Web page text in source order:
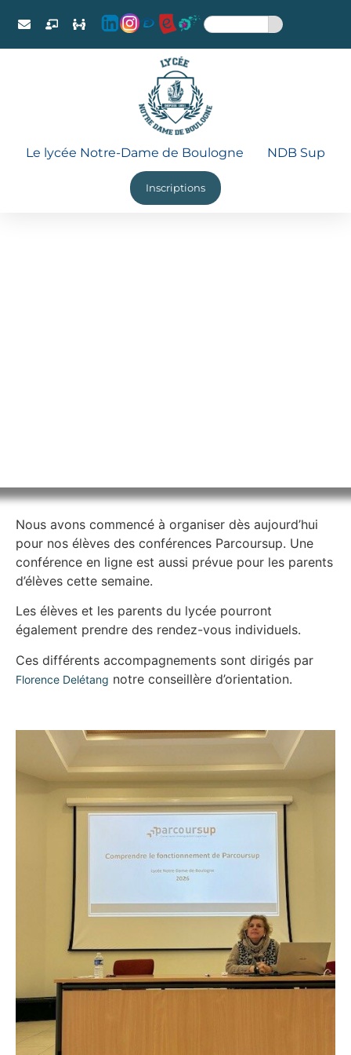
Le lycée Notre-Dame de Boulogne NDB Sup
Inscriptions
Nous avons commencé à organiser dès aujourd’hui
pour nos élèves des conférences Parcoursup. Une
conférence en ligne est aussi prévue pour les parents
d’élèves cette semaine.
Les élèves et les parents du lycée pourront
également prendre des rendez-vous individuels.
Ces différents accompagnements sont dirigés par
Florence Delétang notre conseillère d’orientation.